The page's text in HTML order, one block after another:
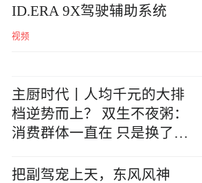
ID.ERA 9X驾驶辅助系统
视频
主厨时代丨人均千元的大排
档逆势而上？ 双生不夜粥：
消费群体一直在 只是换了个
把副驾宠上天，东风风神